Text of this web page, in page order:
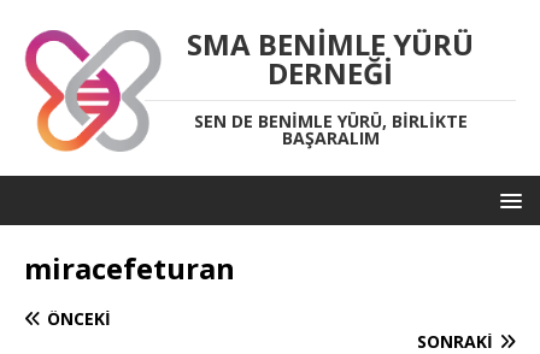
SMA BENIMLE YÜRÜ
DERNEĞI
SEN DE BENIMLE YÜRÜ, BIRLIKTE
BAŞARALIM
miracefeturan
ÖNCEKI
SONRAKI